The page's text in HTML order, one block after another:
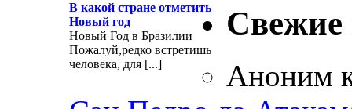
В какой стране отметить
Новый год
Новый Год в Бразилии
Пожалуй,редко встретишь
человека, для [...]
Свежие
Аноним